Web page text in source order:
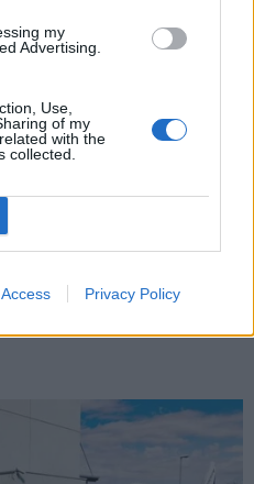
my
Advertising.
Use,
of my
with the
collected.
Privacy Policy
X